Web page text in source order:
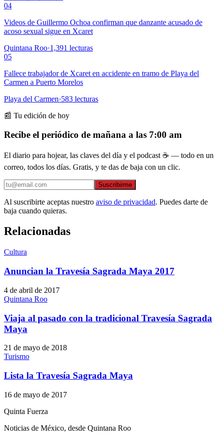
04
Videos de Guillermo Ochoa confirman que danzante acusado de
acoso sexual sigue en Xcaret
Quintana Roo·1,391 lecturas
05
Fallece trabajador de Xcaret en accidente en tramo de Playa del
Carmen a Puerto Morelos
Playa del Carmen·583 lecturas
📰 Tu edición de hoy
Recibe el periódico de mañana a las 7:00 am
El diario para hojear, las claves del día y el podcast ☕ — todo en un
correo, todos los días. Gratis, y te das de baja con un clic.
Suscribirme
Al suscribirte aceptas nuestro aviso de privacidad. Puedes darte de
baja cuando quieras.
Relacionadas
Cultura
Anuncian la Travesía Sagrada Maya 2017
4 de abril de 2017
Quintana Roo
Viaja al pasado con la tradicional Travesía Sagrada
Maya
21 de mayo de 2018
Turismo
Lista la Travesía Sagrada Maya
16 de mayo de 2017
Quinta Fuerza
Noticias de México, desde Quintana Roo